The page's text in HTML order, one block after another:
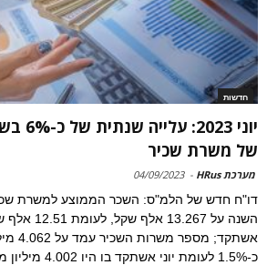
חדשות
יוני
של משרת שכיר
מערכת HRus -
04/09/2023
דו"ח חדש של הלמ"ס: השכר הממוצע למשרת
השנה על 13.267 אלף
אשתקד;
כ-1.5% לעומת יוני אשתקד בו היו 4.002 מיליון משרות שכיר